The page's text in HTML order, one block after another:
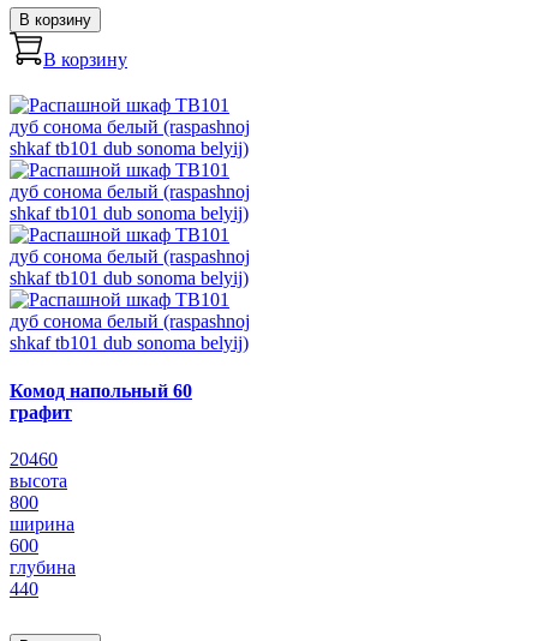
В корзину
В корзину
Комод напольный 60
графит
20460
высота
800
ширина
600
глубина
440